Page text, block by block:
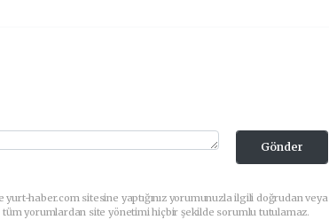
Gönder
haber.com sitesine yaptığınız yorumunuzla ilgili doğrudan veya
tüm yorumlardan site yönetimi hiçbir şekilde sorumlu tutulamaz.